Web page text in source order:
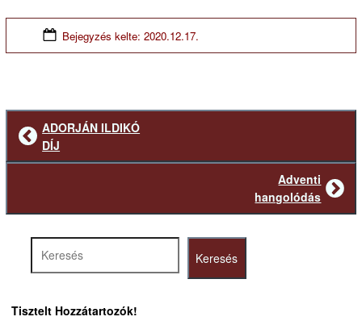
Bejegyzés kelte: 2020.12.17.
Előző
bejegyzés
ADORJÁN ILDIKÓ
DÍJ
Következő
bejegyzés
Adventi
hangolódás
Keresés
Tisztelt Hozzátartozók!